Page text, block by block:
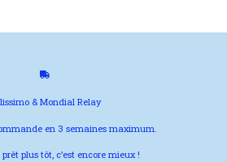
& Mondial Relay
en 3 semaines maximum.
prêt plus tôt, c’est encore mieux !